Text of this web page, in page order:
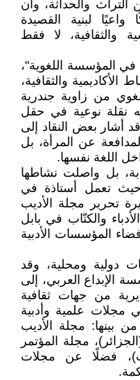
والحداثة، وأن
لبنية القصيدة
والثقافية، لا فقط
في المؤسسة اللغوية"،
الأكاديمية والثقافية،
من زاوية جندرية
نقلة نوعية في حقل
أشار بعض النقاد إلى
عن المرأة، بل
اللغة نفسها.
بل واصلت نشاطها
حيث تعمل أستاذة في
تحرير مجلة الأديب
والكتّاب في بابل
فضاء المؤسسات الأدبية
دولية ومحلية، وقد
الإبداع العربي، إلى
من جهات ثقافية
مجلات علمية وأدبية
بينها: مجلة الأديب
مجلة المؤتمر
فضلًا عن مجلات